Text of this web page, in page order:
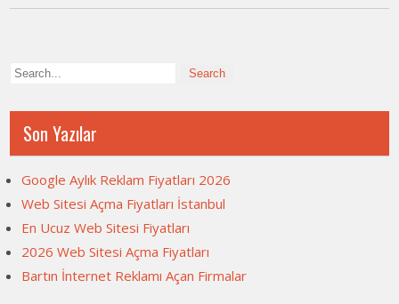
Son Yazılar
Google Aylık Reklam Fiyatları 2026
Web Sitesi Açma Fiyatları İstanbul
En Ucuz Web Sitesi Fiyatları
2026 Web Sitesi Açma Fiyatları
Bartın İnternet Reklamı Açan Firmalar